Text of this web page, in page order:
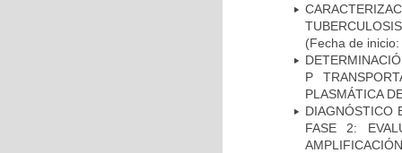
(Fecha de
P
PLASMÁTICA
DIAGNÓSTICO
FASE 2: